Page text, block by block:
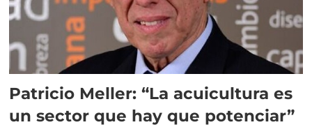
Patricio Meller: “La acuicultura es
un sector que hay que potenciar”